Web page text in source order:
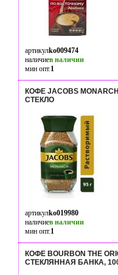
артикулko009474
наличиев наличии
мин опт.1
КОФЕ JACOBS
СТЕКЛО
артикулko019980
наличиев наличии
мин опт.1
КОФЕ BOURBON THE
СТЕКЛЯННАЯ БАНКА,